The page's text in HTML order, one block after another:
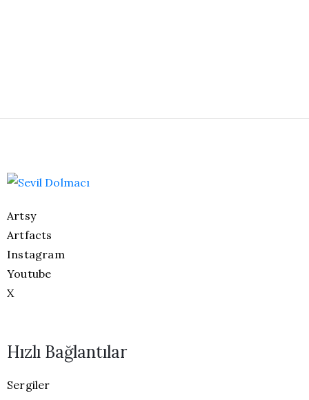
Artsy
Artfacts
Instagram
Youtube
X
Hızlı Bağlantılar
Sergiler